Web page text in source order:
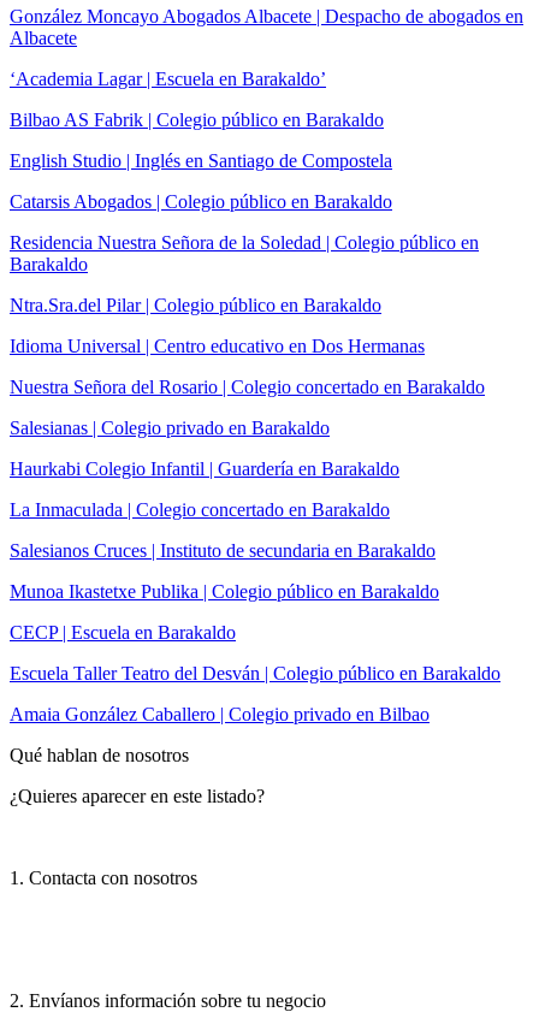
González Moncayo Abogados Albacete | Despacho de abogados en
Albacete
‘Academia Lagar | Escuela en Barakaldo’
Bilbao AS Fabrik | Colegio público en Barakaldo
English Studio | Inglés en Santiago de Compostela
Catarsis Abogados | Colegio público en Barakaldo
Residencia Nuestra Señora de la Soledad | Colegio público en
Barakaldo
Ntra.Sra.del Pilar | Colegio público en Barakaldo
Idioma Universal | Centro educativo en Dos Hermanas
Nuestra Señora del Rosario | Colegio concertado en Barakaldo
Salesianas | Colegio privado en Barakaldo
Haurkabi Colegio Infantil | Guardería en Barakaldo
La Inmaculada | Colegio concertado en Barakaldo
Salesianos Cruces | Instituto de secundaria en Barakaldo
Munoa Ikastetxe Publika | Colegio público en Barakaldo
CECP | Escuela en Barakaldo
Escuela Taller Teatro del Desván | Colegio público en Barakaldo
Amaia González Caballero | Colegio privado en Bilbao
Qué hablan de nosotros
¿Quieres aparecer en este listado?
1. Contacta con nosotros
2. Envíanos información sobre tu negocio